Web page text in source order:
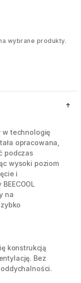
wybrane produkty.
w technologię
opracowana,
podczas
wysoki poziom
i
na
konstrukcją
Bez